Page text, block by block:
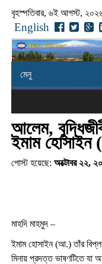
বৃহস্পতিবার, ৬ই আগস্ট, ২০২৬
English
মেনু
আলেম,
ইমাম
পোস্ট হয়েছে: অক্টোবর ২২,
মাহদি মাহমুদ –
ইমাম হোসাইন (আ.) তাঁর
মিনায় প্রদত্ত ভাষণটিতে